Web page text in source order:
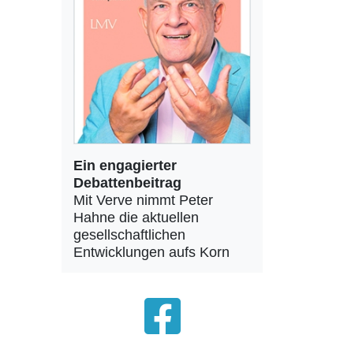
Ein engagierter
Debattenbeitrag
Mit Verve nimmt Peter
Hahne die aktuellen
gesellschaftlichen
Entwicklungen aufs Korn